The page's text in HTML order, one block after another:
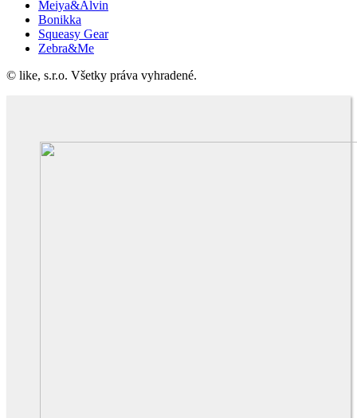
Meiya&Alvin
Bonikka
Squeasy Gear
Zebra&Me
© like, s.r.o. Všetky práva vyhradené.